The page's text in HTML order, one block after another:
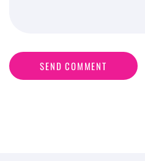
SEND COMMENT